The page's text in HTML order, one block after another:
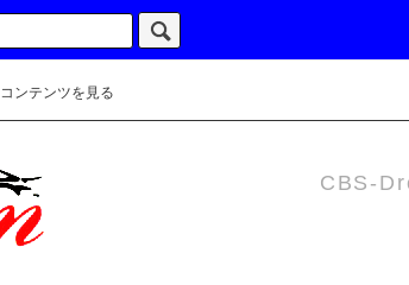
コンテンツを見る
CBS-